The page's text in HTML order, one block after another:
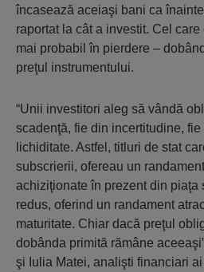
încasează aceiaşi bani ca
raportat la cât a investit. Cel care
mai probabil în pierdere –
preţul instrumentului.
“Unii investitori aleg să vândă
scadenţă, fie din incertitudine,
lichiditate. Astfel, titluri de stat
subscrierii, ofereau un
achiziţionate în prezent din piaţa
redus, oferind un randament
maturitate. Chiar dacă preţul
dobânda primită rămâne
şi Iulia Matei, analişti financiari